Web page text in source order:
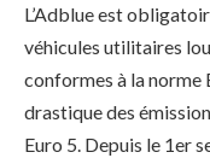
L’Adblue est
véhicules utilitaires
conformes à la norme
drastique des
Euro 5. Depuis le 1er